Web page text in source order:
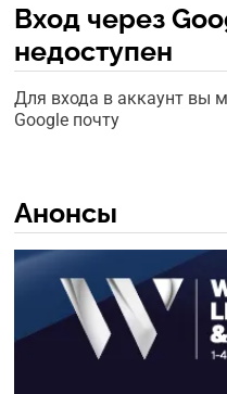
Вход через
недоступен
Для входа в аккаунт вы
Google почту
Анонсы